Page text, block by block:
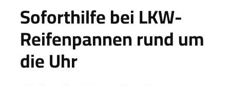
Soforthilfe bei LKW-
Reifenpannen rund um
die Uhr